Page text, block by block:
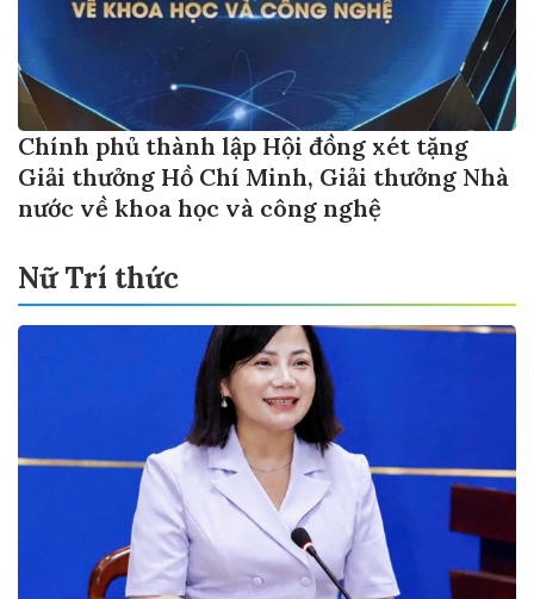
Chính phủ thành lập Hội đồng xét tặng
Giải thưởng Hồ Chí Minh, Giải thưởng Nhà
nước về khoa học và công nghệ
Nữ Trí thức